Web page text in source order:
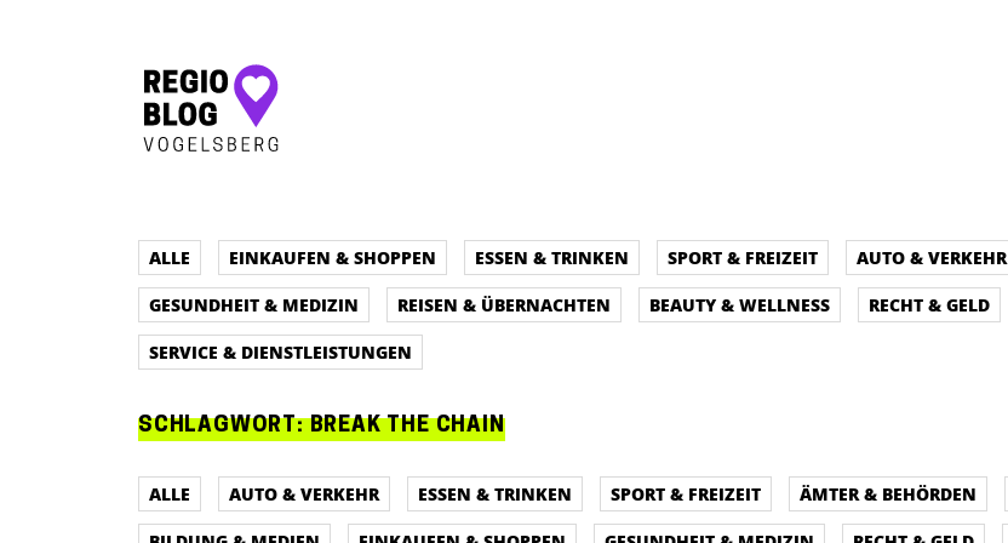
Hauptnavigation
ALLE EINKAUFEN & SHOPPEN ESSEN & TRINKEN SPORT & FREIZEIT AUTO & VERKEHR
GESUNDHEIT & MEDIZIN
REISEN & ÜBERNACHTEN BEAUTY & WELLNESS RECHT & GELD
SERVICE & DIENSTLEISTUNGEN
SCHLAGWORT:BREAK THE CHAIN
ALLE AUTO & VERKEHR ESSEN & TRINKEN SPORT & FREIZEIT ÄMTER & BEHÖRDEN